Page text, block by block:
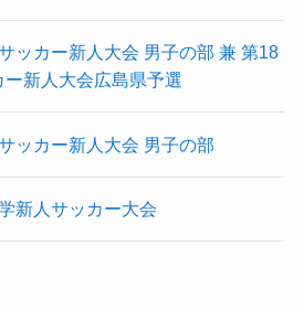
ッカー新人大会 男子の部 兼 第18
新人大会広島県予選
ッカー新人大会 男子の部
新人サッカー大会